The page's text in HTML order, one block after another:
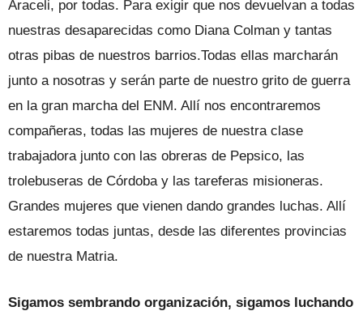
Araceli, por todas. Para exigir que nos devuelvan a todas
nuestras desaparecidas como Diana Colman y tantas
otras pibas de nuestros barrios.Todas ellas marcharán
junto a nosotras y serán parte de nuestro grito de guerra
en la gran marcha del ENM. Allí nos encontraremos
compañeras, todas las mujeres de nuestra clase
trabajadora junto con las obreras de Pepsico, las
trolebuseras de Córdoba y las tareferas misioneras.
Grandes mujeres que vienen dando grandes luchas. Allí
estaremos todas juntas, desde las diferentes provincias
de nuestra Matria.
Sigamos sembrando organización, sigamos luchando